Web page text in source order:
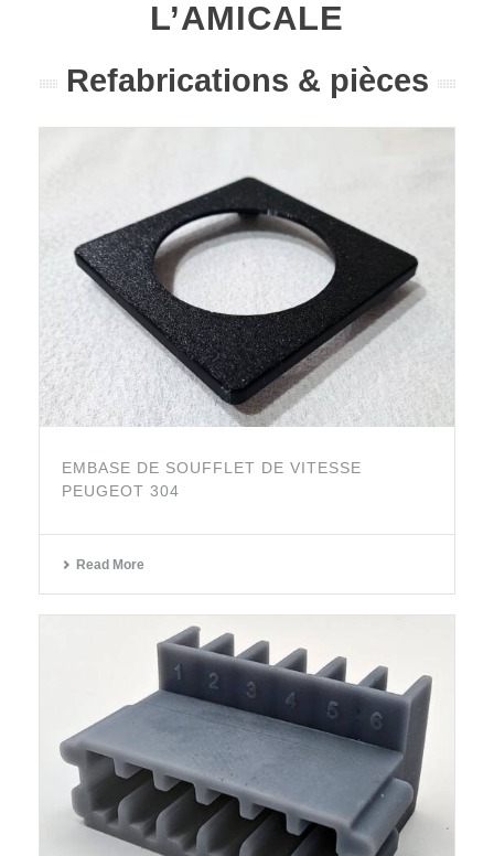
L’AMICALE
Refabrications & pièces
EMBASE DE SOUFFLET DE VITESSE
PEUGEOT 304
Read More